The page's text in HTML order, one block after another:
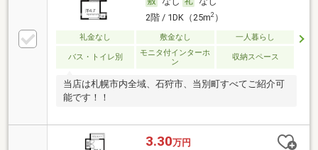
2階 / 1DK（25m2）
礼金なし 敷金なし 一人暮らし
バス・トイレ別
モニタ付インターホ
ン
収納スペース
当店は札幌市内全域、石狩市、当別町すべてご紹介可
能です！！
3.30万円